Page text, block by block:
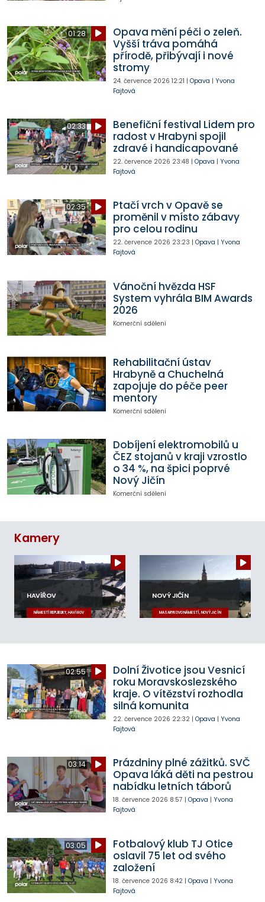
01:28
Opava mění péči o zeleň.
Vyšší tráva pomáhá
přírodě, přibývají i nové
stromy
24. července 2026 12:21 | Opava | Yvona
Fajtová
02:33
Benefiční festival Lidem pro
radost v Hrabyni spojil
zdravé i handicapované
22. července 2026 23:48 | Opava | Yvona
Fajtová
02:35
Ptačí vrch v Opavě se
proměnil v místo zábavy
pro celou rodinu
22. července 2026 23:23 | Opava | Yvona
Fajtová
Vánoční hvězda HSF
System vyhrála BIM Awards
2026
Komerční sdělení
Rehabilitační ústav
Hrabyně a Chuchelná
zapojuje do péče peer
mentory
Komerční sdělení
Dobíjení elektromobilů u
ČEZ stojanů v kraji vzrostlo
o 34 %, na špici poprvé
Nový Jičín
Komerční sdělení
Kamery
HAVÍŘOV
NÁMĚSTÍ REPUBLIKY, HAVÍŘOV
NOVÝ JIČÍN
MASARYKOVO NÁMĚSTÍ, NOVÝ JIČÍN
02:55
Dolní Životice jsou Vesnicí
roku Moravskoslezského
kraje. O vítězství rozhodla
silná komunita
22. července 2026 22:32| Opava | Yvona
Fajtová
03:14
Prázdniny plné zážitků. SVČ
Opava láká děti na pestrou
nabídku letních táborů
18. července 2026 8:57 | Opava | Yvona
Fajtová
03:05
Fotbalový klub TJ Otice
oslavil 75 let od svého
založení
18. července 2026 8:42| Opava | Yvona
Fajtová